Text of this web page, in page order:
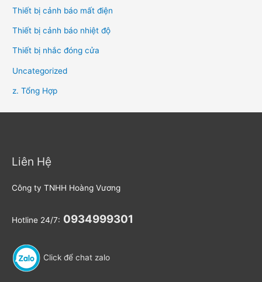
Thiết bị cảnh báo mất điện
Thiết bị cảnh báo nhiệt độ
Thiết bị nhắc đóng cửa
Uncategorized
z. Tổng Hợp
Liên Hệ
Công ty TNHH Hoàng Vương
Hotline 24/7: 0934999301
Click để chat zalo